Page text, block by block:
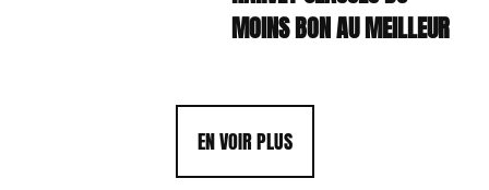
MOINS BON AU MEILLEUR
EN VOIR PLUS